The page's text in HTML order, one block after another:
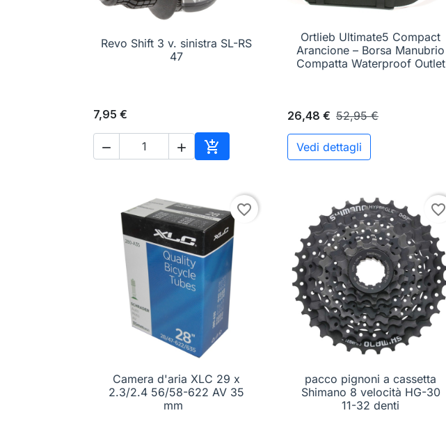
 Anteprima
Revo Shift 3 v. sinistra SL-RS
47
7,95 €
  
Aggiungi al carrello
 Anteprima
Ortlieb Ultimate5 Compact
Arancione – Borsa Manubrio
Compatta Waterproof Outlet
26,48 € 52,95 €
Vedi dettagli
favorite_border
 Anteprima
Camera d'aria XLC 29 x
2.3/2.4 56/58-622 AV 35
mm
favorite_border
 Anteprima
pacco pignoni a cassetta
Shimano 8 velocità HG-30
11-32 denti